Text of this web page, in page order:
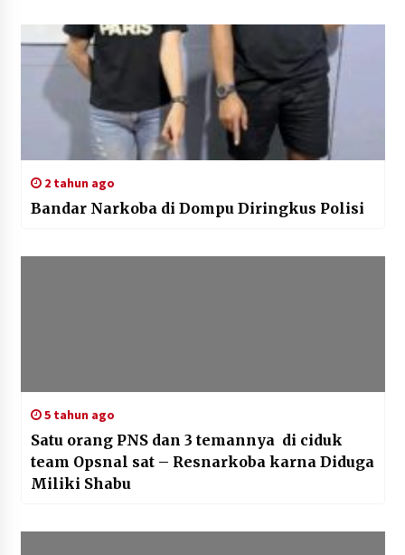
2 tahun ago
Bandar Narkoba di Dompu Diringkus Polisi
5 tahun ago
Satu orang PNS dan 3 temannya di ciduk
team Opsnal sat – Resnarkoba karna Diduga
Miliki Shabu